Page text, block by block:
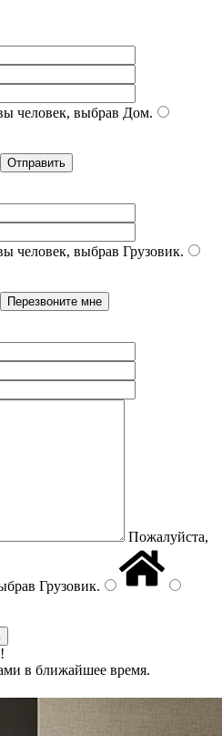
человек, выбрав Дом.
человек, выбрав Грузовик.
Пожалуйста,
Грузовик.
в ближайшее время.